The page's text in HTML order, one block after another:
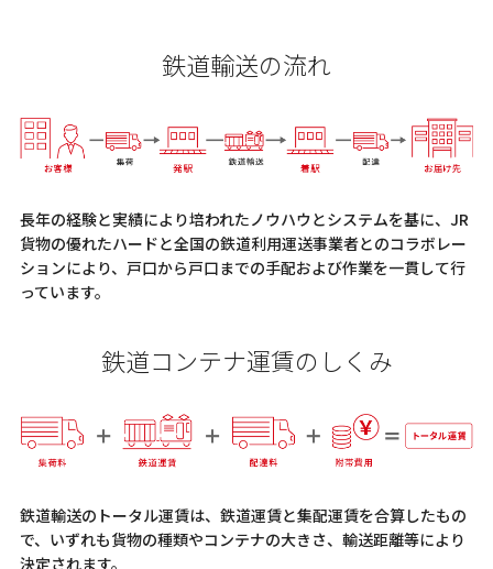
鉄道輸送の流れ
長年の経験と実績により培われたノウハウとシステムを基に、JR
貨物の優れたハードと全国の鉄道利用運送事業者とのコラボレー
ションにより、戸口から戸口までの手配および作業を一貫して行
っています。
鉄道コンテナ運賃のしくみ
鉄道輸送のトータル運賃は、鉄道運賃と集配運賃を合算したもの
で、いずれも貨物の種類やコンテナの大きさ、輸送距離等により
決定されます。